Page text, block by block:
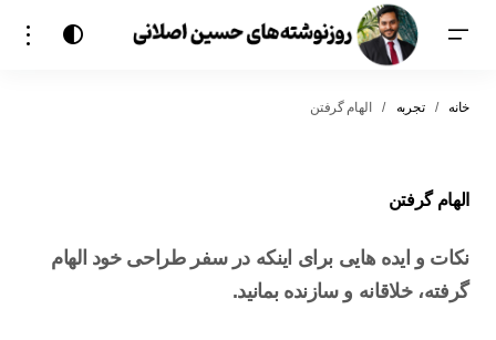
خانه تجربه الهام گرفتن
الهام گرفتن
نکات و ایده هایی برای اینکه در سفر طراحی خود الهام
گرفته، خلاقانه و سازنده بمانید.